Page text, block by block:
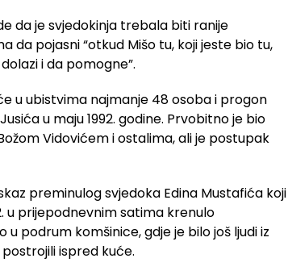
da je svjedokinja trebala biti ranije
da pojasni “otkud Mišo tu, koji jeste bio tu,
i da pomogne”.
u ubistvima najmanje 48 osoba i progon
u maju 1992. godine. Prvobitno je bio
Vidovićem i ostalima, ali je postupak
preminulog svjedoka Edina Mustafića koji
u prijepodnevnim satima krenulo
podrum komšinice, gdje je bilo još ljudi iz
postrojili ispred kuće.